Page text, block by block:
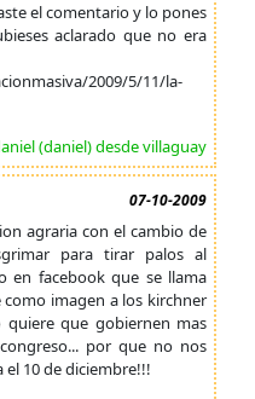
el comentario y lo pones
aclarado que no era
2009/5/11/la-
(daniel) desde villaguay
07-10-2009
agraria con el cambio de
para tirar palos al
en facebook que se llama
imagen a los kirchner
que gobiernen mas
por que no nos
10 de diciembre!!!